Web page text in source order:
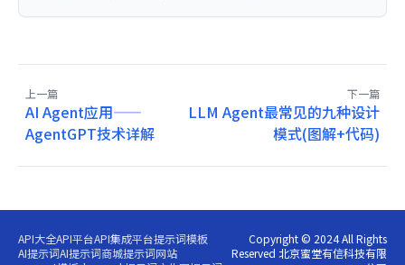
上一篇
AI Agent应用——
AgentGPT技术详解
下一篇
LLM Agent最常见的九种设计
模式(图解+代码)
API大全API平台API集成平台提示词模板
AI提示词AI提示词商城提示词网站
Copyright © 2024 All Rights
Reserved 北京蜜堂有信科技有限